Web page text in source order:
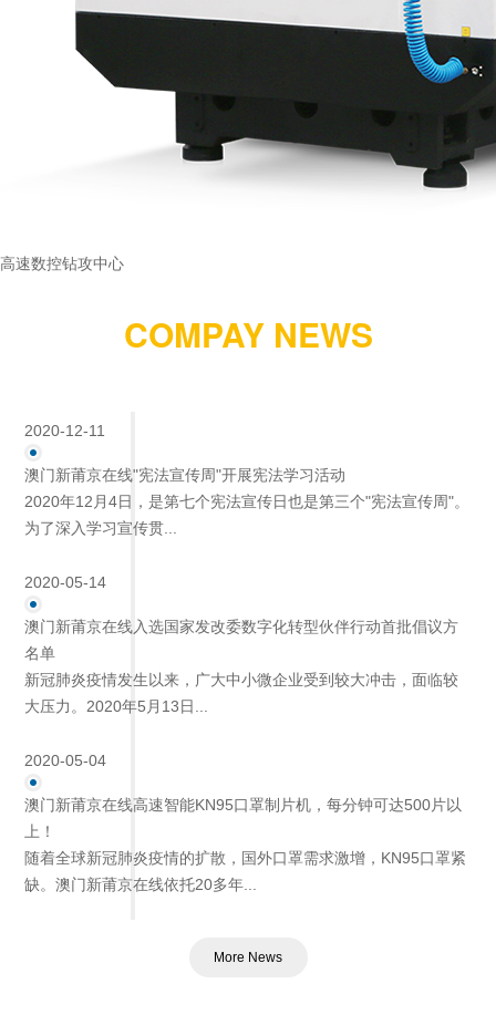
高速数控钻攻中心
COMPAY NEWS
2020-12-11
澳门新莆京在线"宪法宣传周"开展宪法学习活动
2020年12月4日，是第七个宪法宣传日也是第三个"宪法宣传周"。
为了深入学习宣传贯...
2020-05-14
澳门新莆京在线入选国家发改委数字化转型伙伴行动首批倡议方
名单
新冠肺炎疫情发生以来，广大中小微企业受到较大冲击，面临较
大压力。2020年5月13日...
2020-05-04
澳门新莆京在线高速智能KN95口罩制片机，每分钟可达500片以
上！
随着全球新冠肺炎疫情的扩散，国外口罩需求激增，KN95口罩紧
缺。澳门新莆京在线依托20多年...
More News